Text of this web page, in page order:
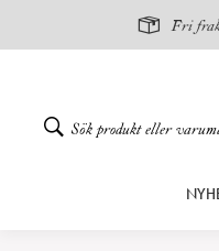
Fri